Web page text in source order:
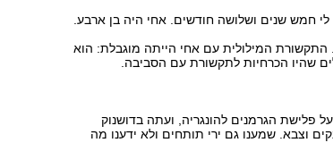
התקשורת המילולית עם אחי הייתה מוגבלת: הוא
שהיו הכרחיות לתקשורת עם הסביבה.
פלישת הגרמנים להונגריה, ועתה בדושנוק
וצבא. שמענו גם ירי תותחים ולא ידענו מה